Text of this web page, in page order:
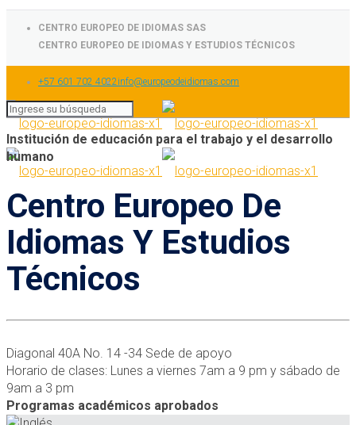
CENTRO EUROPEO DE IDIOMAS SAS
CENTRO EUROPEO DE IDIOMAS Y ESTUDIOS TÉCNICOS
+57 601 702 4022info@europeodeidiomas.com
Institución de educación para el trabajo y el desarrollo
humano
Centro Europeo De
Idiomas Y Estudios
Técnicos
Diagonal 40A No. 14 -34 Sede de apoyo
Horario de clases: Lunes a viernes 7am a 9 pm y sábado de
9am a 3 pm
Programas académicos aprobados